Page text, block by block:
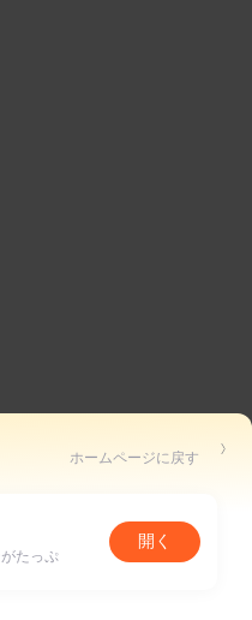
ホームページに戻す
たっぷ
開く